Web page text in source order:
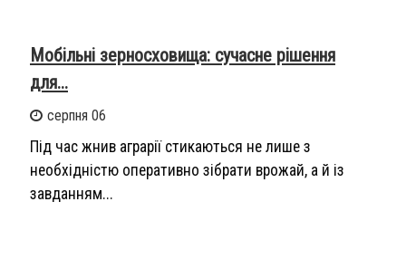
Мобільні зерносховища: сучасне рішення
для...
серпня 06
Під час жнив аграрії стикаються не лише з
необхідністю оперативно зібрати врожай, а й із
завданням...